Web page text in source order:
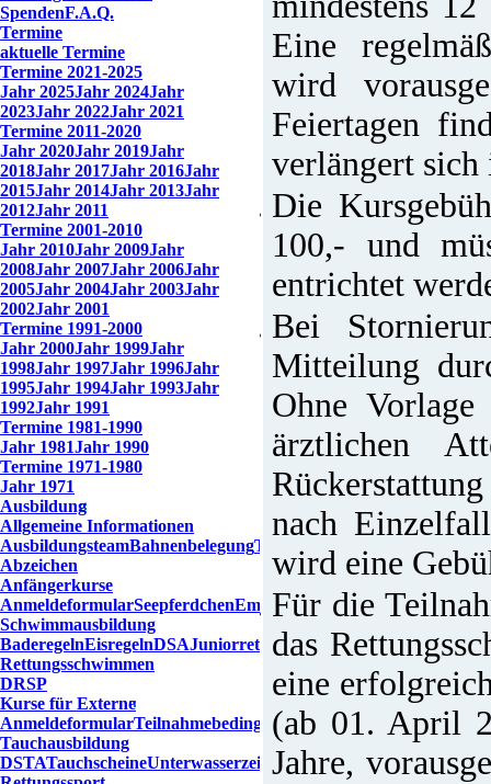
SpendenF.A.Q.
Termine
aktuelle Termine
Termine 2021-2025
Jahr 2025Jahr 2024Jahr
2023Jahr 2022Jahr 2021
Termine 2011-2020
Jahr 2020Jahr 2019Jahr
2018Jahr 2017Jahr 2016Jahr
2015Jahr 2014Jahr 2013Jahr
2012Jahr 2011
Termine 2001-2010
Jahr 2010Jahr 2009Jahr
2008Jahr 2007Jahr 2006Jahr
2005Jahr 2004Jahr 2003Jahr
2002Jahr 2001
Termine 1991-2000
Jahr 2000Jahr 1999Jahr
1998Jahr 1997Jahr 1996Jahr
1995Jahr 1994Jahr 1993Jahr
1992Jahr 1991
Termine 1981-1990
Jahr 1981Jahr 1990
Termine 1971-1980
Jahr 1971
Ausbildung
Allgemeine Informationen
AusbildungsteamBahnenbelegungTrainingszeiten
Abzeichen
Anfängerkurse
AnmeldeformularSeepferdchenEmpfehlungen
Schwimmausbildung
BaderegelnEisregelnDSAJuniorretterProbeschwimmen
Rettungsschwimmen
DRSP
Kurse für Externe
AnmeldeformularTeilnahmebedingungen
Tauchausbildung
DSTATauchscheineUnterwasserzeichen
Eine
wird
Feiertagen
verlängert sich
Die
100,- und
entrichtet
Bei
Mitteilung
Ohne
ärztlichen
nach
wird eine
Für die
das
eine
(ab 01. April
Jahre,